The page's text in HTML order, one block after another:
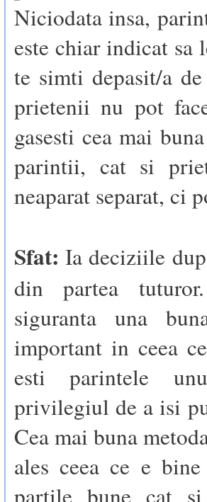
Niciodata insa,
este chiar indicat sa
te simti depasit/a
prietenii nu pot
gasesti cea mai
parintii, cat si
neaparat separat, ci
Sfat: Ia deciziile
din partea
siguranta una
important in ceea
esti parintele
privilegiul de a isi
Cea mai buna
ales ceea ce e
partile bune cat